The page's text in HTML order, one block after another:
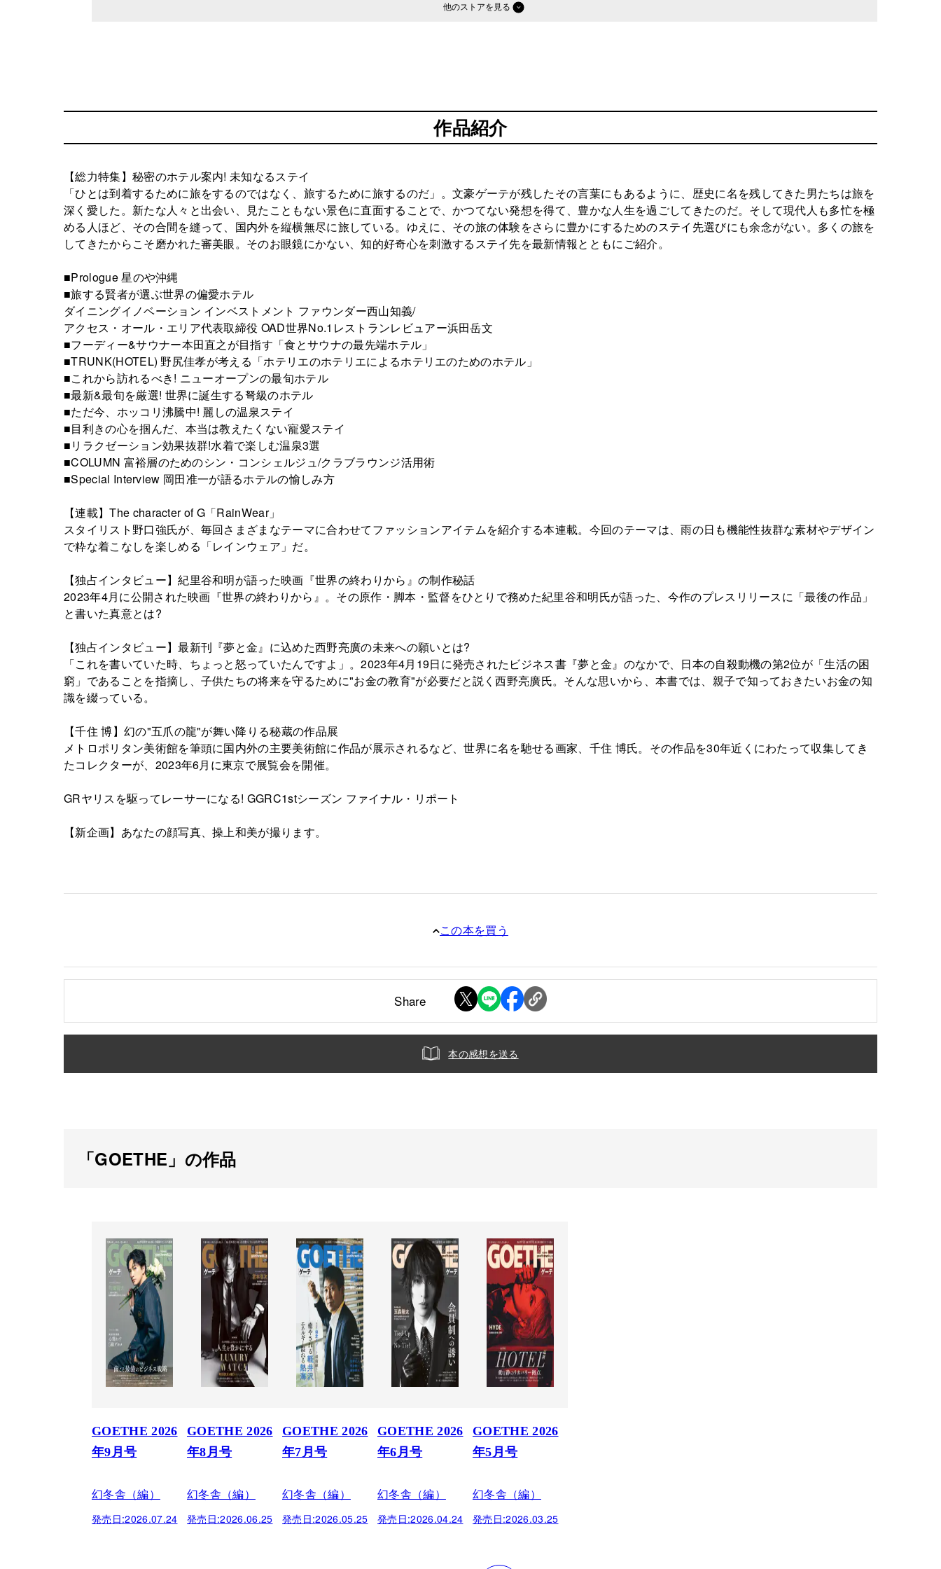
他のストア
作品紹介
【総力特集】秘密のホテル案内! 未知なるステイ
「ひとは到着するために旅をするのではなく、旅するために旅するのだ」。文豪ゲーテが残したその言葉にもあるように、歴史に名を残してきた男たちは旅を
深く愛した。新たな人々と出会い、見たこともない景色に直面することで、かつてない発想を得て、豊かな人生を過ごしてきたのだ。そして現代人も多忙を極
める人ほど、その合間を縫って、国内外を縦横無尽に旅している。ゆえに、その旅の体験をさらに豊かにするためのステイ先選びにも余念がない。多くの旅を
してきたからこそ磨かれた審美眼。そのお眼鏡にかない、知的好奇心を刺激するステイ先を最新情報とともにご紹介。
■Prologue 星のや沖縄
■旅する賢者が選ぶ世界の偏愛ホテル
ダイニングイノベーション インベストメント ファウンダー西山知義/
アクセス・オール・エリア代表取締役 OAD世界No.1レストランレビュアー浜田岳文
■フーディー&サウナー本田直之が目指す「食とサウナの最先端ホテル」
■TRUNK(HOTEL) 野尻佳孝が考える「ホテリエのホテリエによるホテリエのためのホテル」
■これから訪れるべき! ニューオープンの最旬ホテル
■最新&最旬を厳選! 世界に誕生する弩級のホテル
■ただ今、ホッコリ沸騰中! 麗しの温泉ステイ
■目利きの心を掴んだ、本当は教えたくない寵愛ステイ
■リラクゼーション効果抜群!水着で楽しむ温泉3選
■COLUMN 富裕層のためのシン・コンシェルジュ/クラブラウンジ活用術
■Special Interview 岡田准一が語るホテルの愉しみ方
【連載】The character of G「RainWear」
スタイリスト野口強氏が、毎回さまざまなテーマに合わせてファッションアイテムを紹介する本連載。今回のテーマは、雨の日も機能性抜群な素材やデザイン
で粋な着こなしを楽しめる「レインウェア」だ。
【独占インタビュー】紀里谷和明が語った映画『世界の終わりから』の制作秘話
2023年4月に公開された映画『世界の終わりから』。その原作・脚本・監督をひとりで務めた紀里谷和明氏が語った、今作のプレスリリースに「最後の作品」
と書いた真意とは?
【独占インタビュー】最新刊『夢と金』に込めた西野亮廣の未来への願いとは?
「これを書いていた時、ちょっと怒っていたんですよ」。2023年4月19日に発売されたビジネス書『夢と金』のなかで、日本の自殺動機の第2位が「生活の困
窮」であることを指摘し、子供たちの将来を守るために"お金の教育"が必要だと説く西野亮廣氏。そんな思いから、本書では、親子で知っておきたいお金の知
識を綴っている。
【千住 博】幻の"五爪の龍"が舞い降りる秘蔵の作品展
メトロポリタン美術館を筆頭に国内外の主要美術館に作品が展示されるなど、世界に名を馳せる画家、千住 博氏。その作品を30年近くにわたって収集してき
たコレクターが、2023年6月に東京で展覧会を開催。
GRヤリスを駆ってレーサーになる! GGRC1stシーズン ファイナル・リポート
【新企画】あなたの顔写真、操上和美が撮ります。
この本を買う
Share
本の感想を送る
「GOETHE」の作品
GOETHE 2026
年9月号
幻冬舎（編）
発売日:2026.07.24
GOETHE 2026
年8月号
幻冬舎（編）
発売日:2026.06.25
GOETHE 2026
年7月号
幻冬舎（編）
発売日:2026.05.25
GOETHE 2026
年6月号
幻冬舎（編）
発売日:2026.04.24
GOETHE 2026
年5月号
幻冬舎（編）
発売日:2026.03.25